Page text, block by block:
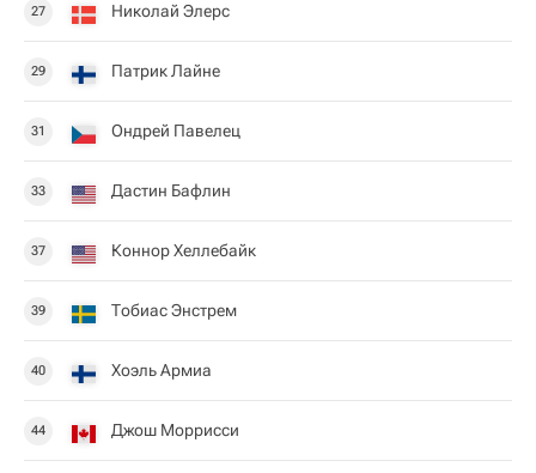
27 Николай Элерс
29 Патрик Лайне
31 Ондрей Павелец
33 Дастин Бафлин
37 Коннор Хеллебайк
39 Тобиас Энстрем
40 Хоэль Армиа
44 Джош Моррисси